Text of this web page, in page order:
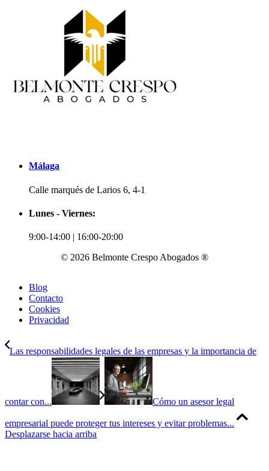
Málaga
Calle marqués de Larios 6, 4-1
Lunes - Viernes:
9:00-14:00 | 16:00-20:00
© 2026 Belmonte Crespo Abogados ®
Blog
Contacto
Cookies
Privacidad
Las responsabilidades legales de las empresas y la importancia de
contar con... Cómo un asesor legal
empresarial puede proteger tus intereses y evitar problemas...
Desplazarse hacia arriba